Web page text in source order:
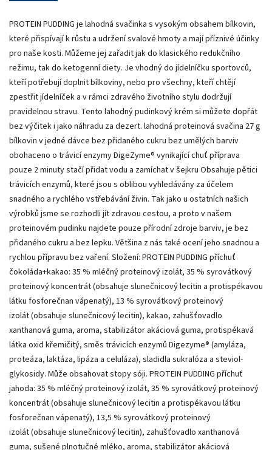
PROTEIN PUDDING je lahodná svačinka s vysokým obsahem bílkovin,
které přispívají k růstu a udržení svalové hmoty a mají příznivé účinky
pro naše kosti. Můžeme jej zařadit jak do klasického redukčního
režimu, tak do ketogenní diety. Je vhodný do jídelníčku sportovců,
kteří potřebují doplnit bílkoviny, nebo pro všechny, kteří chtějí
zpestřit jídelníček a v rámci zdravého životního stylu dodržují
pravidelnou stravu. Tento lahodný pudinkový krém si můžete dopřát
bez výčitek i jako náhradu za dezert. lahodná proteinová svačina 27 g
bílkovin v jedné dávce bez přidaného cukru bez umělých barviv
obohaceno o trávicí enzymy DigeZyme® vynikající chuť příprava
pouze 2 minuty stačí přidat vodu a zamíchat v šejkru Obsahuje pětici
trávicích enzymů, které jsou s oblibou vyhledávány za účelem
snadného a rychlého vstřebávání živin. Tak jako u ostatních našich
výrobků jsme se rozhodli jít zdravou cestou, a proto v našem
proteinovém pudinku najdete pouze přírodní zdroje barviv, je bez
přidaného cukru a bez lepku. Většina z nás také ocení jeho snadnou a
rychlou přípravu bez vaření. Složení: PROTEIN PUDDING příchuť
čokoláda+kakao: 35 % mléčný proteinový izolát, 35 % syrovátkový
proteinový koncentrát (obsahuje slunečnicový lecitin a protispékavou
látku fosforečnan vápenatý), 13 % syrovátkový proteinový
izolát (obsahuje slunečnicový lecitin), kakao, zahušťovadlo
xanthanová guma, aroma, stabilizátor akáciová guma, protispékavá
látka oxid křemičitý, směs trávicích enzymů Digezyme® (amyláza,
proteáza, laktáza, lipáza a celuláza), sladidla sukralóza a steviol-
glykosidy. Může obsahovat stopy sóji. PROTEIN PUDDING příchuť
jahoda: 35 % mléčný proteinový izolát, 35 % syrovátkový proteinový
koncentrát (obsahuje slunečnicový lecitin a protispékavou látku
fosforečnan vápenatý), 13,5 % syrovátkový proteinový
izolát (obsahuje slunečnicový lecitin), zahušťovadlo xanthanová
guma, sušené plnotučné mléko, aroma, stabilizátor akáciová